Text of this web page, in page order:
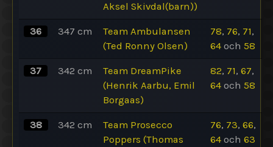
Aksel Skivdal(barn))
36 347 cm
Team Ambulansen
(Ted Ronny Olsen)
78, 76, 71,
64 och 58
37 342 cm
Team DreamPike
(Henrik Aarbu, Emil
Borgaas)
82, 71, 67,
64 och 58
38 342 cm
Team Prosecco
Poppers (Thomas
76, 73, 66,
64 och 63